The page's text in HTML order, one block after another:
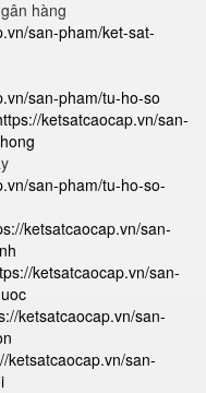
hàng
san-pham/ket-sat-
san-pham/tu-ho-so
ketsatcaocap.vn/san-
san-pham/tu-ho-so-
ketsatcaocap.vn/san-
ketsatcaocap.vn/san-
ketsatcaocap.vn/san-
ketsatcaocap.vn/san-